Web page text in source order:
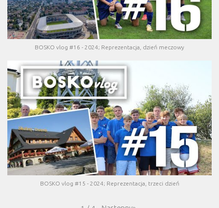
BOSKO vlog #16 - 2024; Reprezentacja, dzień meczowy
BOSKO vlog #15 - 2024; Reprezentacja, trzeci dzień